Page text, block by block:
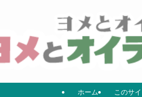
ホーム このサ